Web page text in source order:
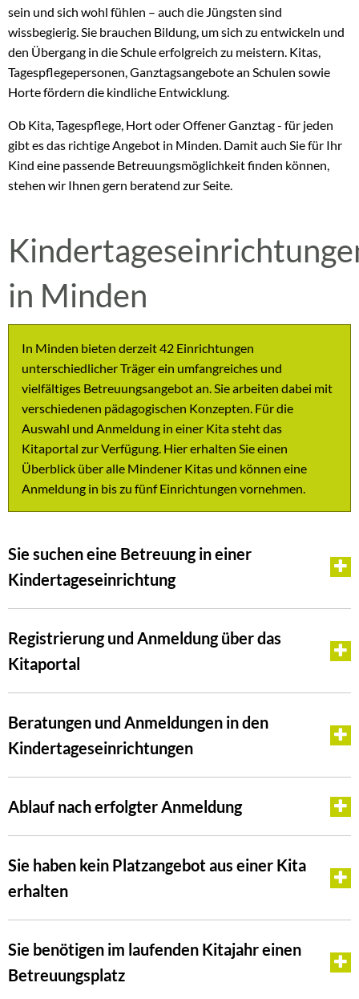
sein und sich wohl fühlen – auch die Jüngsten sind
wissbegierig. Sie brauchen Bildung, um sich zu entwickeln und
den Übergang in die Schule erfolgreich zu meistern. Kitas,
Tagespflegepersonen, Ganztagsangebote an Schulen sowie
Horte fördern die kindliche Entwicklung.
Ob Kita, Tagespflege, Hort oder Offener Ganztag - für jeden
gibt es das richtige Angebot in Minden. Damit auch Sie für Ihr
Kind eine passende Betreuungsmöglichkeit finden können,
stehen wir Ihnen gern beratend zur Seite.
in Minden
In Minden bieten derzeit 42 Einrichtungen
unterschiedlicher Träger ein umfangreiches und
vielfältiges Betreuungsangebot an. Sie arbeiten dabei mit
verschiedenen pädagogischen Konzepten. Für die
Auswahl und Anmeldung in einer Kita steht das
Kitaportal zur Verfügung. Hier erhalten Sie einen
Überblick über alle Mindener Kitas und können eine
Anmeldung in bis zu fünf Einrichtungen vornehmen.
Sie suchen eine Betreuung in einer
Kindertageseinrichtung
Registrierung und Anmeldung über das
Kitaportal
Beratungen und Anmeldungen in den
Kindertageseinrichtungen
Ablauf nach erfolgter Anmeldung
Sie haben kein Platzangebot aus einer Kita
erhalten
Sie benötigen im laufenden Kitajahr einen
Betreuungsplatz